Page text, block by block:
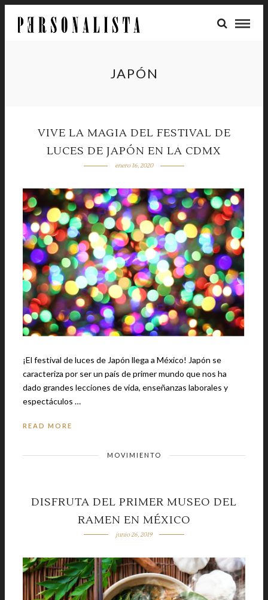
JAPÓN
VIVE LA MAGIA DEL FESTIVAL DE
LUCES DE JAPÓN EN LA CDMX
enero 16, 2020
¡El festival de luces de Japón llega a México! Japón se
caracteriza por ser un país de primer mundo que nos ha
dado grandes lecciones de vida, enseñanzas laborales y
espectáculos …
READ MORE
MOVIMIENTO
DISFRUTA DEL PRIMER MUSEO DEL
RAMEN EN MÉXICO
junio 26, 2019